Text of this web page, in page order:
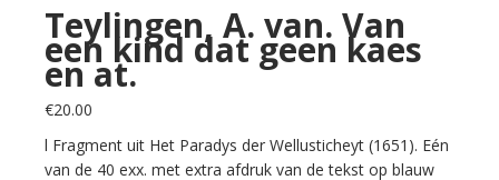
Teylingen, A. van. Van
een kind dat geen kaes
en at.
€20.00
l Fragment uit Het Paradys der Wellusticheyt (1651). Eén
van de 40 exx. met extra afdruk van de tekst op blauw